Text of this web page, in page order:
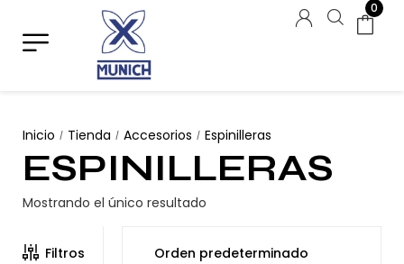
0
ESPINILLERAS
Inicio / Tienda / Accesorios / Espinilleras
Mostrando el único resultado
Filtros